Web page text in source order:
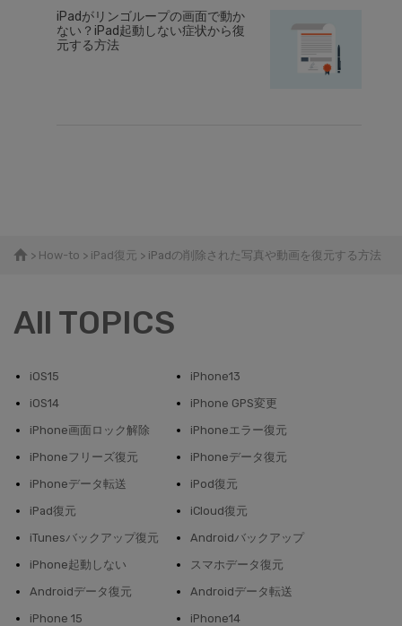
iPadがリンゴループの画面で動か
ない？iPad起動しない症状から復
元する方法
> How-to > iPad復元 > iPadの削除された写真や動画を復元する方法
All TOPICS
iOS15
iPhone13
iOS14
iPhone GPS変更
iPhone画面ロック解除
iPhoneエラー復元
iPhoneフリーズ復元
iPhoneデータ復元
iPhoneデータ転送
iPod復元
iPad復元
iCloud復元
iTunesバックアップ復元
Androidバックアップ
iPhone起動しない
スマホデータ復元
Androidデータ復元
Androidデータ転送
iPhone 15
iPhone14